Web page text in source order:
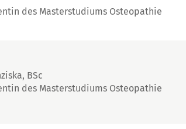
des Masterstudiums Osteopathie
BSc
des Masterstudiums Osteopathie